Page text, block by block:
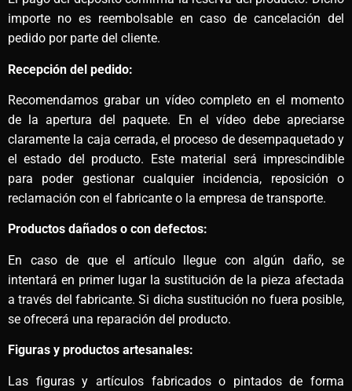
importe no es reembolsable en caso de cancelación del
pedido por parte del cliente.
Recepción del pedido:
Recomendamos grabar un vídeo completo en el momento
de la apertura del paquete. En el vídeo debe apreciarse
claramente la caja cerrada, el proceso de desempaquetado y
el estado del producto. Este material será imprescindible
para poder gestionar cualquier incidencia, reposición o
reclamación con el fabricante o la empresa de transporte.
Productos dañados o con defectos:
En caso de que el artículo llegue con algún daño, se
intentará en primer lugar la sustitución de la pieza afectada
a través del fabricante. Si dicha sustitución no fuera posible,
se ofrecerá una reparación del producto.
Figuras y productos artesanales:
Las figuras y artículos fabricados o pintados de forma